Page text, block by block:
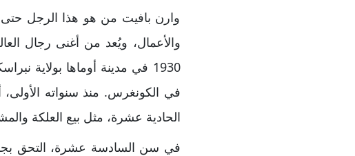
وارن بافيت من هو هذا الرجل حتى
1930 في مدينة أوماها
في الكونغرس. منذ سنواته الأولى،
الحادية عشرة، مثل بيع العلكة
في سن السادسة عشرة، التحق